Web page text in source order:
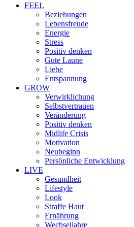
FEEL
Beziehungen
Lebensfreude
Energie
Stress
Positiv denken
Gute Laune
Liebe
Entspannung
GROW
Verwirklichung
Selbstvertrauen
Veränderung
Positiv denken
Midlife Crisis
Motivation
Neubeginn
Persönliche Entwicklung
LIVE
Gesundheit
Lifestyle
Look
Straffe Haut
Ernährung
Wechseljahre